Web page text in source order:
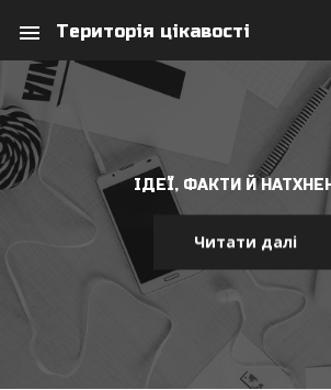
menu Територія цікавості
ІДЕЇ, ФАКТИ Й
Читати далі